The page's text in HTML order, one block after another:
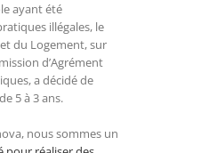
ayant été
illégales, le
du Logement, sur
d’Agrément
a décidé de
5 à 3 ans.
nous sommes un